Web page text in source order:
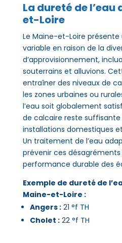
La dureté de l’eau
et-Loire
Le Maine-et-Loire présente
variable en raison de la
d’approvisionnement,
souterrains et alluvions.
entraîner des niveaux de
les zones urbaines ou
l’eau soit globalement
de calcaire reste
installations domestiques
Un traitement de l’eau
prévenir ces désagréments
performance durable des
Exemple de dureté de
Maine-et-Loire :
Angers :21 °f TH
Cholet :22 °f TH